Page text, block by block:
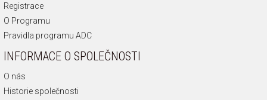
Registrace
O Programu
Pravidla programu ADC
INFORMACE O SPOLEČNOSTI
O nás
Historie společnosti